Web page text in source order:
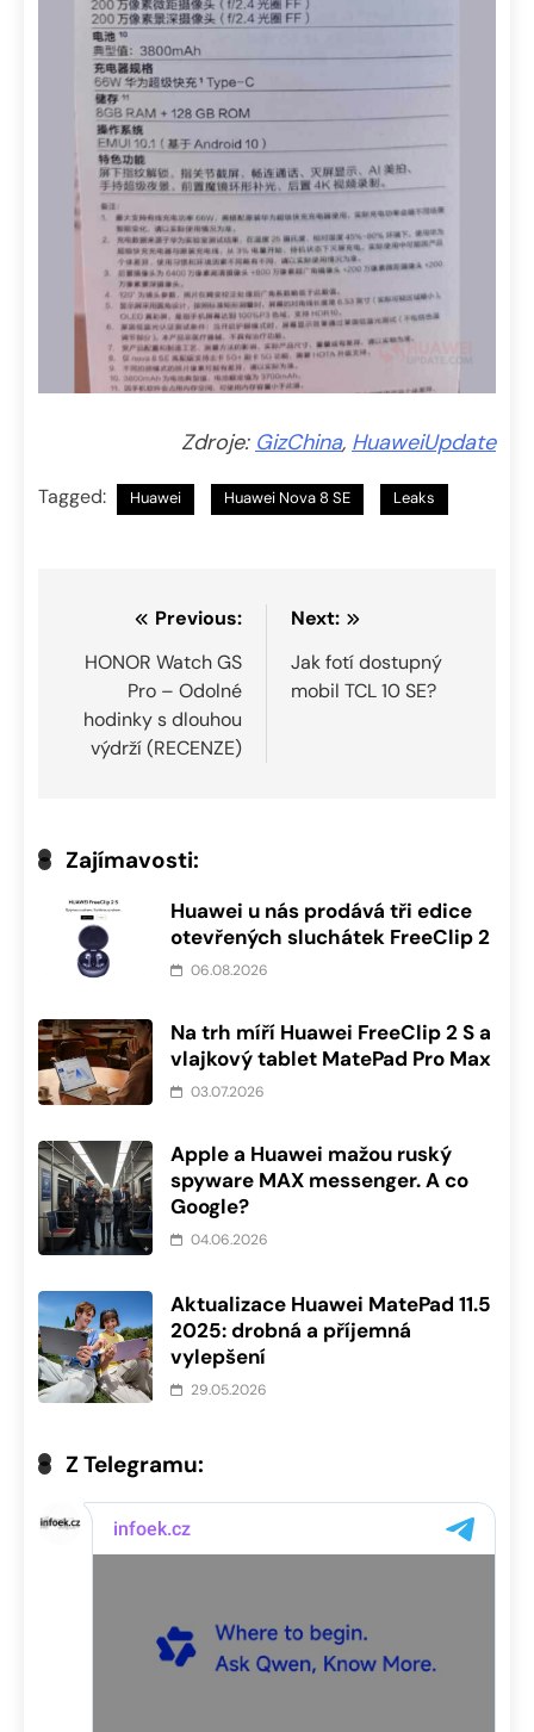
Zdroje: GizChina, HuaweiUpdate
Tagged: Huawei Huawei Nova 8 SE Leaks
Navigace
pro
příspěvek
Previous:
HONOR Watch GS
Pro – Odolné
hodinky s dlouhou
výdrží (RECENZE)
Next:
Jak fotí dostupný
mobil TCL 10 SE?
Zajímavosti:
Huawei u nás prodává tři edice
otevřených sluchátek FreeClip 2
06.08.2026
Na trh míří Huawei FreeClip 2 S a
vlajkový tablet MatePad Pro Max
03.07.2026
Apple a Huawei mažou ruský
spyware MAX messenger. A co
Google?
04.06.2026
Aktualizace Huawei MatePad 11.5
2025: drobná a příjemná
vylepšení
29.05.2026
Z Telegramu: